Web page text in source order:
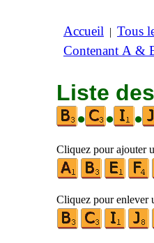
Accueil | Tous
Contenant A &
Liste
•
• •
Cliquez pour ajouter
Cliquez pour enlever